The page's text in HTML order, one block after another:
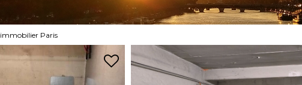
immobilier Paris